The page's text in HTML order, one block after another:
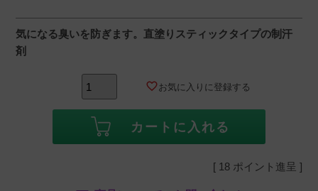
気になる臭いを防ぎます。直塗りスティックタイプの制汗
剤
お気に入りに登録する
カートに入れる
[ 18 ポイント進呈 ]